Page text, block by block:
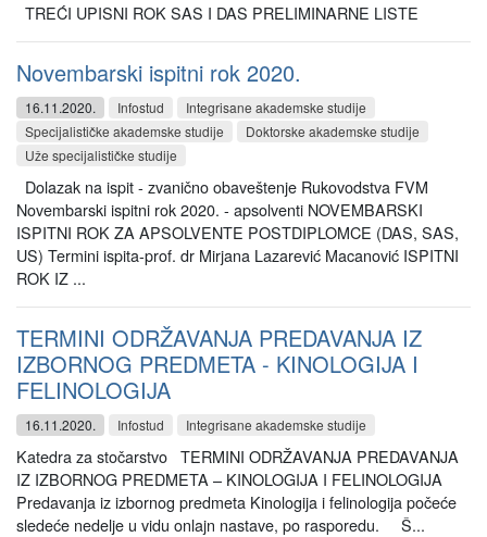
TREĆI UPISNI ROK SAS I DAS PRELIMINARNE LISTE
Novembarski ispitni rok 2020.
16.11.2020. Infostud
Integrisane akademske studije
Specijalističke akademske studije
Doktorske akademske studije
Uže specijalističke studije
Dolazak na ispit - zvanično obaveštenje Rukovodstva FVM
Novembarski ispitni rok 2020. - apsolventi NOVEMBARSKI
ISPITNI ROK ZA APSOLVENTE POSTDIPLOMCE (DAS, SAS,
US) Termini ispita-prof. dr Mirjana Lazarević Macanović ISPITNI
ROK IZ ...
TERMINI ODRŽAVANJA PREDAVANJA IZ
IZBORNOG PREDMETA - KINOLOGIJA I
FELINOLOGIJA
16.11.2020. Infostud Integrisane akademske studije
Katedra za stočarstvo TERMINI ODRŽAVANJA PREDAVANJA
IZ IZBORNOG PREDMETA – KINOLOGIJA I FELINOLOGIJA
Predavanja iz izbornog predmeta Kinologija i felinologija počeće
sledeće nedelje u vidu onlajn nastave, po rasporedu. Š...